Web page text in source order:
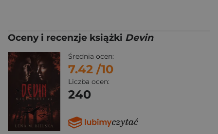
Oceny i recenzje książki Devin
Średnia ocen:
7.42 /10
Liczba ocen:
240